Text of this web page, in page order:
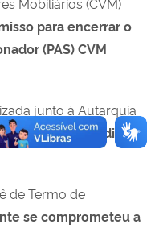
para encerrar o
(PAS) CVM
junto à Autarquia
jurídico
de Termo de
se comprometeu a